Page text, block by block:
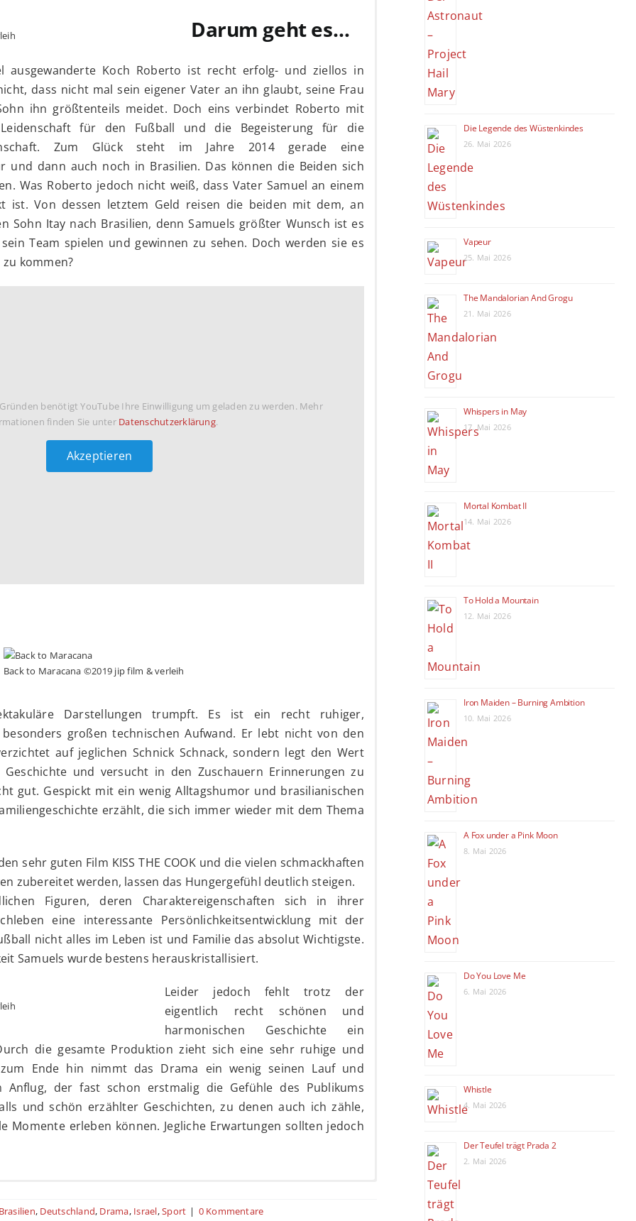
Darum geht es…
ausgewanderte Koch Roberto ist recht erfolg- und ziellos in
dass nicht mal sein eigener Vater an ihn glaubt, seine Frau
ihn größtenteils meidet. Doch eins verbindet Roberto mit
für den Fußball und die Begeisterung für die
Zum Glück steht im Jahre 2014 gerade eine
und dann auch noch in Brasilien. Das können die Beiden sich
Was Roberto jedoch nicht weiß, dass Vater Samuel an einem
ist. Von dessen letztem Geld reisen die beiden mit dem, an
Sohn Itay nach Brasilien, denn Samuels größter Wunsch ist es
Team spielen und gewinnen zu sehen. Doch werden sie es
kommen?
benötigt YouTube Ihre Einwilligung um geladen zu werden. Mehr
finden Sie unter Datenschutzerklärung.
Akzeptieren
Back to Maracana ©2019 jip film & verleih
Darstellungen trumpft. Es ist ein recht ruhiger,
großen technischen Aufwand. Er lebt nicht von den
auf jeglichen Schnick Schnack, sondern legt den Wert
und versucht in den Zuschauern Erinnerungen zu
gut. Gespickt mit ein wenig Alltagshumor und brasilianischen
erzählt, die sich immer wieder mit dem Thema
sehr guten Film KISS THE COOK und die vielen schmackhaften
zubereitet werden, lassen das Hungergefühl deutlich steigen.
Figuren, deren Charaktereigenschaften sich in ihrer
eine interessante Persönlichkeitsentwicklung mit der
nicht alles im Leben ist und Familie das absolut Wichtigste.
Samuels wurde bestens herauskristallisiert.
Leider jedoch fehlt trotz der
eigentlich recht schönen und
harmonischen Geschichte ein
die gesamte Produktion zieht sich eine sehr ruhige und
Ende hin nimmt das Drama ein wenig seinen Lauf und
Anflug, der fast schon erstmalig die Gefühle des Publikums
und schön erzählter Geschichten, zu denen auch ich zähle,
Momente erleben können. Jegliche Erwartungen sollten jedoch
Brasilien, Deutschland, Drama, Israel,Sport | 0 Kommentare
Die Legende des Wüstenkindes
26. Mai 2026
Vapeur
25. Mai 2026
The Mandalorian And Grogu
21. Mai 2026
Whispers in May
17. Mai 2026
Mortal Kombat II
14. Mai 2026
To Hold a Mountain
12. Mai 2026
Iron Maiden – Burning Ambition
10. Mai 2026
A Fox under a Pink Moon
8. Mai 2026
Do You Love Me
6. Mai 2026
Whistle
4. Mai 2026
Der Teufel trägt Prada 2
2. Mai 2026